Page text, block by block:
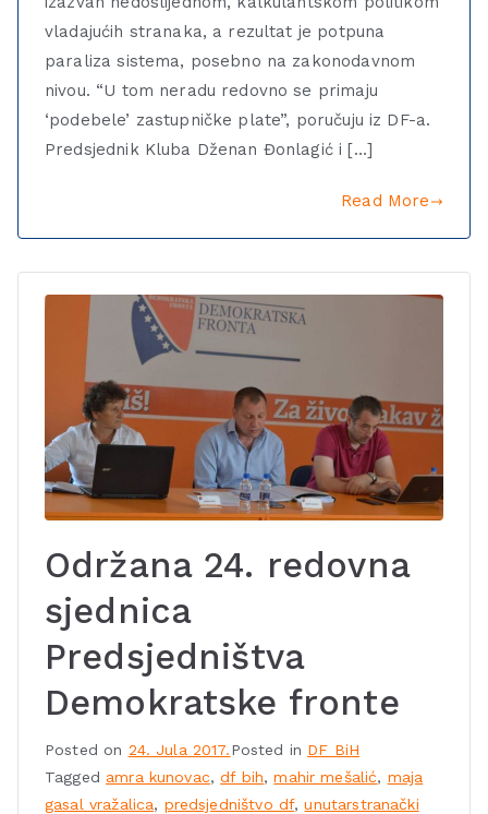
vladajućih stranaka, a rezultat je potpuna
paraliza sistema, posebno na zakonodavnom
nivou. “U tom neradu redovno se primaju
‘podebele’ zastupničke plate”, poručuju iz DF-a.
Predsjednik Kluba Dženan Đonlagić i […]
Read More
Održana 24. redovna
sjednica
Predsjedništva
Demokratske fronte
Posted on 24. Jula 2017.Posted in DF BiH
Tagged amra kunovac,df bih,mahir mešalić, maja
gasal vražalica, predsjedništvo df,unutarstranački